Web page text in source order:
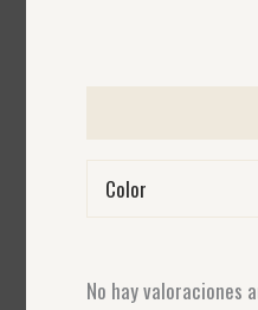
Color
No hay valoraciones